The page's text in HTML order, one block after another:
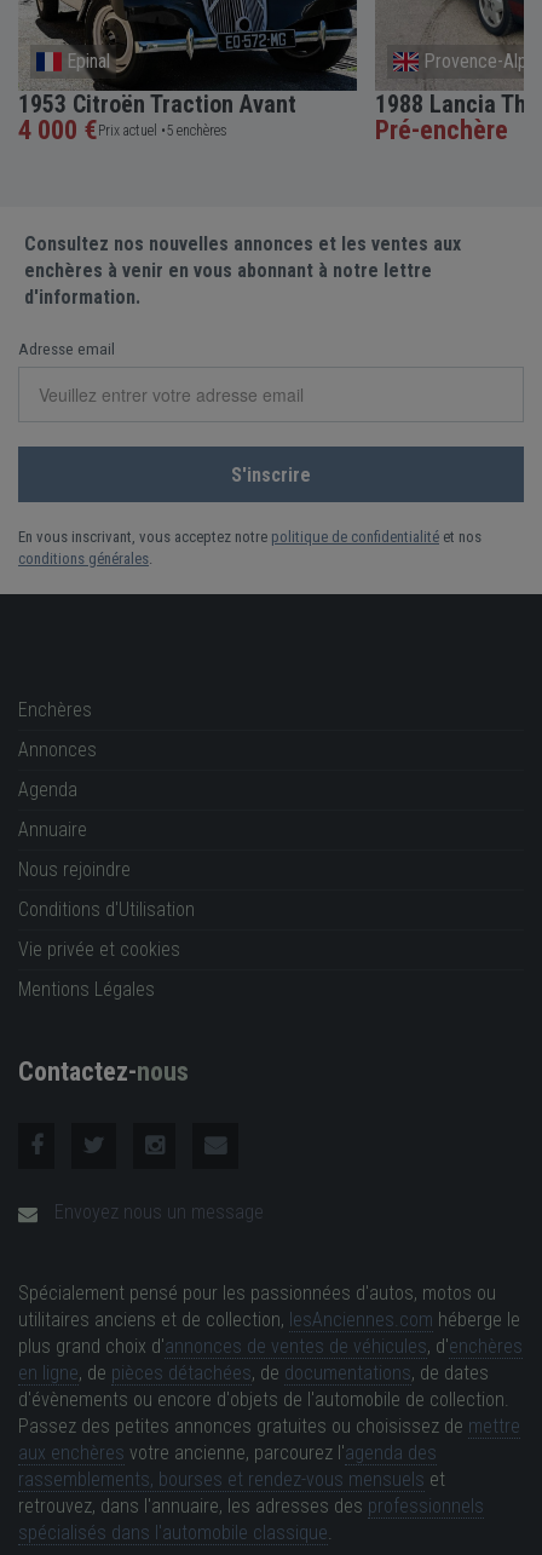
Epinal
1953 Citroën Traction Avant
4 000 €Prix actuel •5 enchères
Provence-
1988 Lancia
Pré-enchère
Consultez nos nouvelles annonces et les ventes aux
enchères à venir en vous abonnant à notre lettre
d'information.
Adresse email
En vous inscrivant, vous acceptez notre politique de confidentialité et nos
conditions générales
Enchères
Annonces
Agenda
Annuaire
Nous rejoindre
Conditions d'Utilisation
Vie privée et cookies
Mentions Légales
Contactez-nous
Envoyez nous un message
Spécialement pensé pour les passionnées d'autos, motos ou
utilitaires anciens et de collection, lesAnciennes.com héberge le
plus grand choix d'annonces de ventes de véhicules, d'enchères
en ligne, de pièces détachées, de documentations, de dates
d'évènements ou encore d'objets de l'automobile de collection.
Passez des petites annonces gratuites ou choisissez de mettre
aux enchères votre ancienne, parcourez l'agenda des
rassemblements, bourses et rendez-vous mensuels et
retrouvez, dans l'annuaire, les adresses des professionnels
spécialisés dans l'automobile classique.